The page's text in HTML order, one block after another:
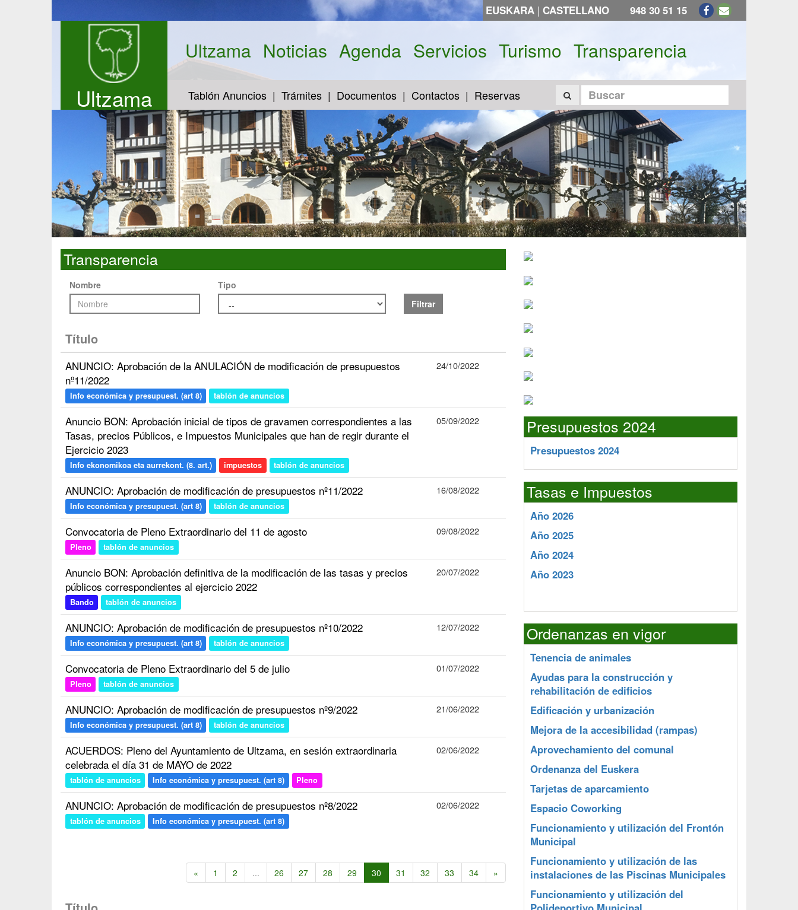
EUSKARA | CASTELLANO 948 30 51 15
Ultzama
Ultzama Noticias Agenda Servicios Turismo Transparencia
Tablón Anuncios Trámites Documentos Contactos Reservas
Transparencia
Nombre
Tipo
Filtrar
Título
ANUNCIO: Aprobación de la ANULACIÓN de modificación de presupuestos
nº11/2022
Info económica y presupuest. (art 8) tablón de anuncios
24/10/2022
Anuncio BON: Aprobación inicial de tipos de gravamen correspondientes a las
Tasas, precios Públicos, e Impuestos Municipales que han de regir durante el
Ejercicio 2023
Info ekonomikoa eta aurrekont. (8. art.) impuestos tablón de anuncios
05/09/2022
ANUNCIO: Aprobación de modificación de presupuestos nº11/2022
Info económica y presupuest. (art 8) tablón de anuncios
16/08/2022
Convocatoria de Pleno Extraordinario del 11 de agosto
Pleno tablón de anuncios
09/08/2022
Anuncio BON: Aprobación definitiva de la modificación de las tasas y precios
públicos correspondientes al ejercicio 2022
Bando tablón de anuncios
20/07/2022
ANUNCIO: Aprobación de modificación de presupuestos nº10/2022
Info económica y presupuest. (art 8) tablón de anuncios
12/07/2022
Convocatoria de Pleno Extraordinario del 5 de julio
Pleno tablón de anuncios
01/07/2022
ANUNCIO: Aprobación de modificación de presupuestos nº9/2022
Info económica y presupuest. (art 8) tablón de anuncios
21/06/2022
ACUERDOS: Pleno del Ayuntamiento de Ultzama, en sesión extraordinaria
celebrada el día 31 de MAYO de 2022
tablón de anuncios Info económica y presupuest. (art 8) Pleno
02/06/2022
ANUNCIO: Aprobación de modificación de presupuestos nº8/2022
tablón de anuncios Info económica y presupuest. (art 8)
02/06/2022
« 1 2 ... 26 27 28 29 30 31 32 33 34 »
Presupuestos 2024
Presupuestos 2024
Tasas e Impuestos
Año 2026
Año 2025
Año 2024
Año 2023
Ordenanzas en vigor
Tenencia de animales
Ayudas para la construcción y
rehabilitación de edificios
Edificación y urbanización
Mejora de la accesibilidad (rampas)
Aprovechamiento del comunal
Ordenanza del Euskera
Tarjetas de aparcamiento
Espacio Coworking
Funcionamiento y utilización del Frontón
Municipal
Funcionamiento y utilización de las
instalaciones de las Piscinas Municipales
Funcionamiento y utilización del